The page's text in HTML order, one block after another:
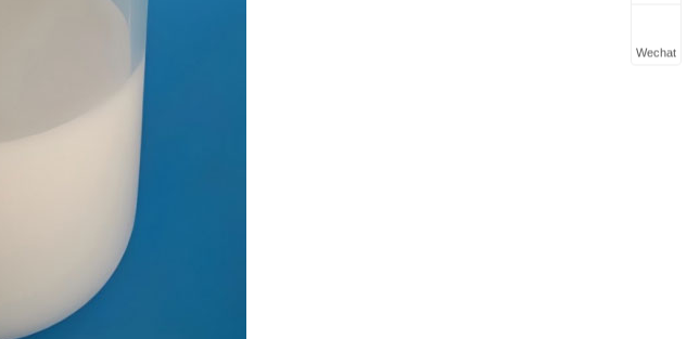
Wechat